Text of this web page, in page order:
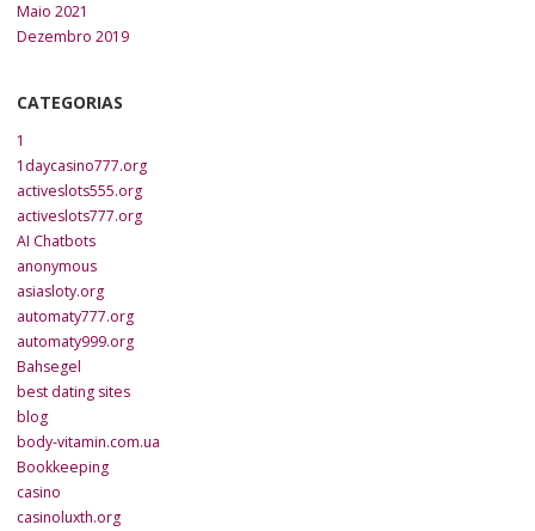
Maio 2021
Dezembro 2019
CATEGORIAS
1
1daycasino777.org
activeslots555.org
activeslots777.org
AI Chatbots
anonymous
asiasloty.org
automaty777.org
automaty999.org
Bahsegel
best dating sites
blog
body-vitamin.com.ua
Bookkeeping
casino
casinoluxth.org